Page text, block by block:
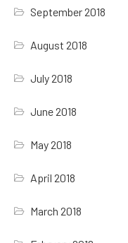
September 2018
August 2018
July 2018
June 2018
May 2018
April 2018
March 2018